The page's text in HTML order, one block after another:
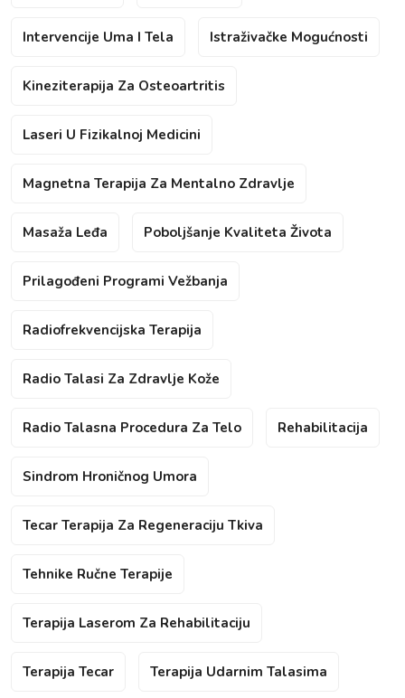
Intervencije Uma I Tela Istraživačke Mogućnosti
Kineziterapija Za Osteoartritis
Laseri U Fizikalnoj Medicini
Magnetna Terapija Za Mentalno Zdravlje
Masaža Leđa Poboljšanje Kvaliteta Života
Prilagođeni Programi Vežbanja
Radiofrekvencijska Terapija
Radio Talasi Za Zdravlje Kože
Radio Talasna Procedura Za Telo Rehabilitacija
Sindrom Hroničnog Umora
Tecar Terapija Za Regeneraciju Tkiva
Tehnike Ručne Terapije
Terapija Laserom Za Rehabilitaciju
Terapija Tecar Terapija Udarnim Talasima